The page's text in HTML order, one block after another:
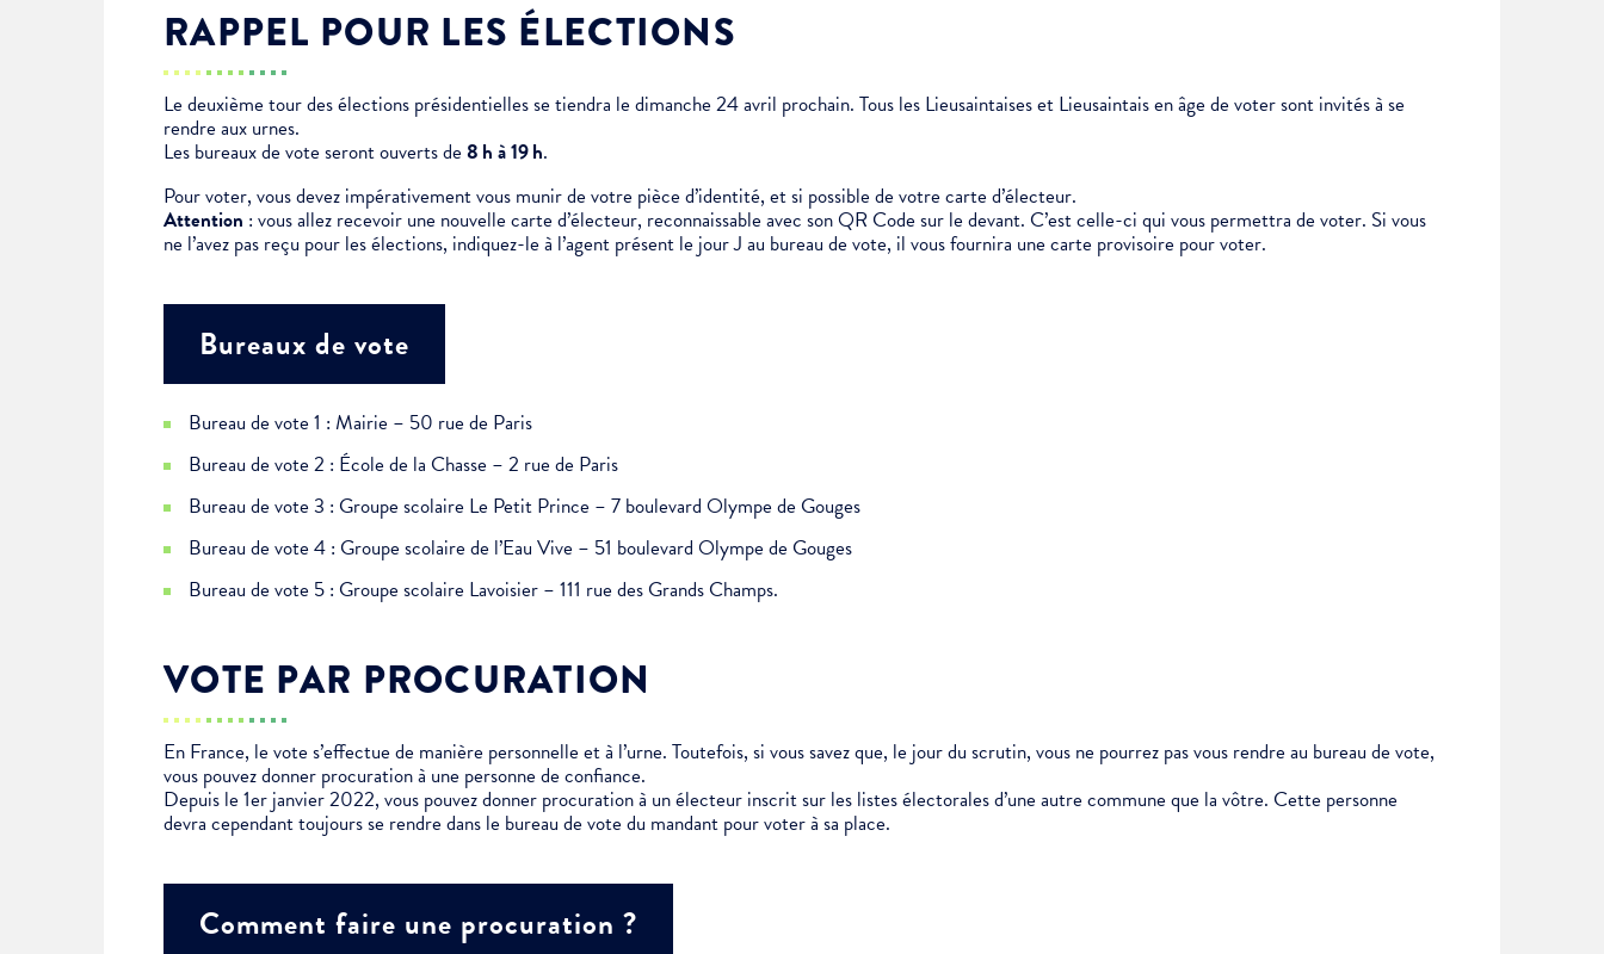
Je suis étudiant
RAPPEL POUR LES ÉLECTIONS
Le deuxième tour des élections présidentielles se tiendra le dimanche 24 avril prochain. Tous les Lieusaintaises et Lieusaintais en âge de voter sont invités à se
rendre aux urnes.
Les bureaux de vote seront ouverts de 8 h à 19 h.
Pour voter, vous devez impérativement vous munir de votre pièce d’identité, et si possible de votre carte d’électeur.
Attention : vous allez recevoir une nouvelle carte d’électeur, reconnaissable avec son QR Code sur le devant. C’est celle-ci qui vous permettra de voter. Si vous
ne l’avez pas reçu pour les élections, indiquez-le à l’agent présent le jour J au bureau de vote, il vous fournira une carte provisoire pour voter.
Bureaux de vote
Bureau de vote 1 : Mairie – 50 rue de Paris
Bureau de vote 2 : École de la Chasse – 2 rue de Paris
Bureau de vote 3 : Groupe scolaire Le Petit Prince – 7 boulevard Olympe de Gouges
Bureau de vote 4 : Groupe scolaire de l’Eau Vive – 51 boulevard Olympe de Gouges
Bureau de vote 5 : Groupe scolaire Lavoisier – 111 rue des Grands Champs.
VOTE PAR PROCURATION
En France, le vote s’effectue de manière personnelle et à l’urne. Toutefois, si vous savez que, le jour du scrutin, vous ne pourrez pas vous rendre au bureau de vote,
vous pouvez donner procuration à une personne de confiance.
Depuis le 1er janvier 2022, vous pouvez donner procuration à un électeur inscrit sur les listes électorales d’une autre commune que la vôtre. Cette personne
devra cependant toujours se rendre dans le bureau de vote du mandant pour voter à sa place.
Comment faire une procuration ?
Choisissez votre abonnement :
Newsletter Culture